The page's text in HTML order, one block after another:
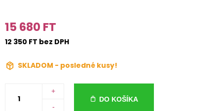
15 680 FT
12 350 FT bez DPH
SKLADOM - posledné kusy!
+
-
DO KOŠÍKA